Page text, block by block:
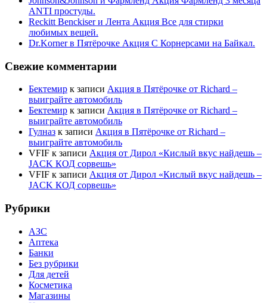
ANTI простуды.
Reckitt Benckiser и Лента Акция Все для стирки
любимых вещей.
Dr.Korner в Пятёрочке Акция С Корнерсами на Байкал.
Свежие комментарии
Бектемир к записи Акция в Пятёрочке от Richard –
выиграйте автомобиль
Бектемир к записи Акция в Пятёрочке от Richard –
выиграйте автомобиль
Гулназ к записи Акция в Пятёрочке от Richard –
выиграйте автомобиль
VFIF к записи Акция от Дирол «Кислый вкус найдешь –
JACK КОД сорвешь»
VFIF к записи Акция от Дирол «Кислый вкус найдешь –
JACK КОД сорвешь»
Рубрики
АЗС
Аптека
Банки
Без рубрики
Для детей
Косметика
Магазины